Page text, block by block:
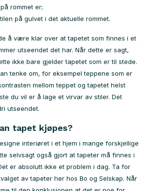
rommet er;
på gulvet i det aktuelle rommet.
å være klar over at tapetet som finnes i et
utseendet det har. Når dette er sagt,
ikke bare gjelder tapetet som er til stede.
tenke om, for eksempel teppene som er
mellom teppet og tapetet helst
du vil er å lage et virvar av stiler. Det
utseendet.
tapet kjøpes?
interiøret i et hjem i mange forskjellige
selvsagt også gjort at tapeter må finnes i
er absolutt ikke et problem i dag. Ta for
av tapeter her hos Bo og Selskap. Når